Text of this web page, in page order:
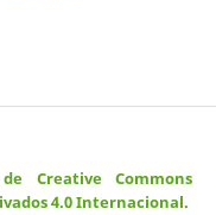
Creative Commons
4.0 Internacional.